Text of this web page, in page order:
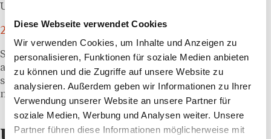
Diese Webseite verwendet Cookies
Wir verwenden Cookies, um Inhalte und Anzeigen zu
personalisieren, Funktionen für soziale Medien anbieten
zu können und die Zugriffe auf unsere Website zu
analysieren. Außerdem geben wir Informationen zu Ihrer
Verwendung unserer Website an unsere Partner für
soziale Medien, Werbung und Analysen weiter. Unsere
Partner führen diese Informationen möglicherweise mit
Unternehmensberatung.
29 Marken
So viele Franchise-Systeme und Partnerunternehmen
aus Oesterreich, Deutschland und den Niederlanden
stellten in Wien aus. (Quelle: pressetext / ad-hoc-
news.de, Juni 2026)